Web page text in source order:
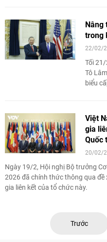
Nâng
trong
22/02/
Tối
Tô
biểu
Việt
gia
Quốc
20/02/
Ngày 19/2, Hội nghị Bộ trưởng
2026 đã chính thức thông qua
gia liên kết của tổ chức này.
Trước